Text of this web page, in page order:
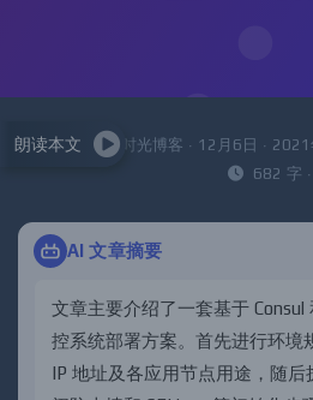
浅时光博客 · 12月6日 · 2021
682 字
朗读本文
AI 文章摘要
文章主要介绍了一套基于 Consul
控系统部署方案。 首先进行环境
IP 地址及各应用节点用途 ， 随后